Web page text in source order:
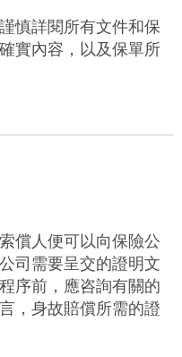
慎詳閱所有文件和保
實內容，以及保單所
償人便可以向保險公
司需要呈交的證明文
序前，應咨詢有關的
，身故賠償所需的證